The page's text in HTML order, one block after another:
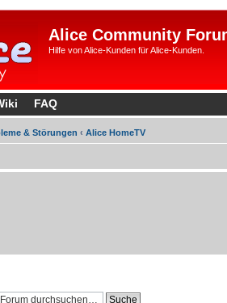
Alice Community
Hilfe von Alice-Kunden für Alice-Kunden.
FAQ
& Störungen ‹ Alice HomeTV